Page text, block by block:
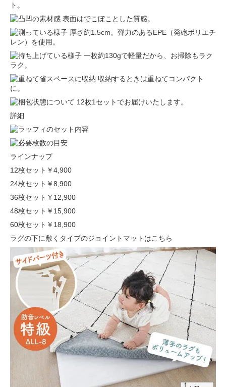
ト。
表面はでこぼことした質感。
厚さ約1.5cm。弾力のあるEPE（発砲ポリエチ
レン）を使用。
一枚約130gで軽量だから、お掃除もラク
ラク。
収納するときは重ねてコンパクト
に。
12枚1セットでお届けいたします。
詳細
ラインナップ
12枚セット ￥4,900
24枚セット ￥8,900
36枚セット ￥12,900
48枚セット ￥15,900
60枚セット ￥18,900
ラグの下に敷くタイプのジョイントマットはこちら